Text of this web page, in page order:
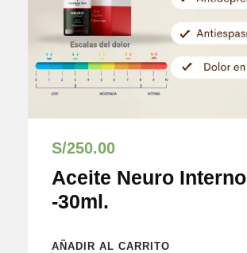
S/250.00
Aceite Neuro Interno
-30ml.
AÑADIR AL CARRITO